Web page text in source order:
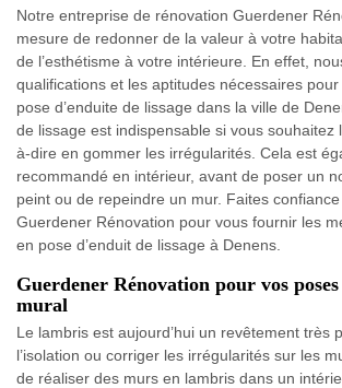
Notre entreprise de rénovation Guerdener
mesure de redonner de la valeur à votre
de l’esthétisme à votre intérieure. En effet,
qualifications et les aptitudes nécessaires
pose d’enduite de lissage dans la ville de
de lissage est indispensable si vous souhaitez
à-dire en gommer les irrégularités. Cela est
recommandé en intérieur, avant de poser un
peint ou de repeindre un mur. Faites
Guerdener Rénovation pour vous fournir les
en pose d’enduit de lissage à Denens.
Guerdener Rénovation pour vos
mural
Le lambris est aujourd’hui un revêtement très
l’isolation ou corriger les irrégularités sur les
de réaliser des murs en lambris dans un